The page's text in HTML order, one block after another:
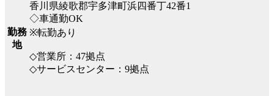
勤務
地
香川県綾歌郡宇多津町浜四番丁42番1
◇車通勤OK
※転勤あり
◇営業所：47拠点
◇サービスセンター：9拠点